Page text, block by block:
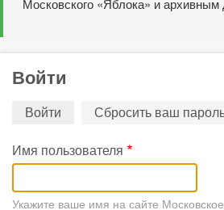
Московского «Яблока» и архивным
Войти
Primary
Войти (активнаяСбросить ваш
Имя пользователя
Укажите ваше имя на сайте